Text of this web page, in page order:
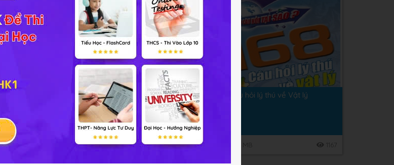
Bồi dưỡng học sinh giỏi toán Đại Số
8 - Trần Thị Vân Anh
124.62 MB 1183
168 câu hỏi lý thú về Vật lý
59.38 MB 1167